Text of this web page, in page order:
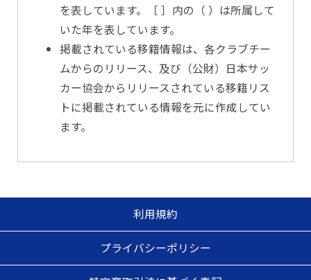
を表しています。［ ］内の（ ）は所属して
いた年を表しています。
掲載されている移籍情報は、各クラブチー
ムからのリリース、及び（公財）日本サッ
カー協会からリリースされている移籍リス
トに掲載されている情報を元に作成してい
ます。
利用規約
プライバシーポリシー